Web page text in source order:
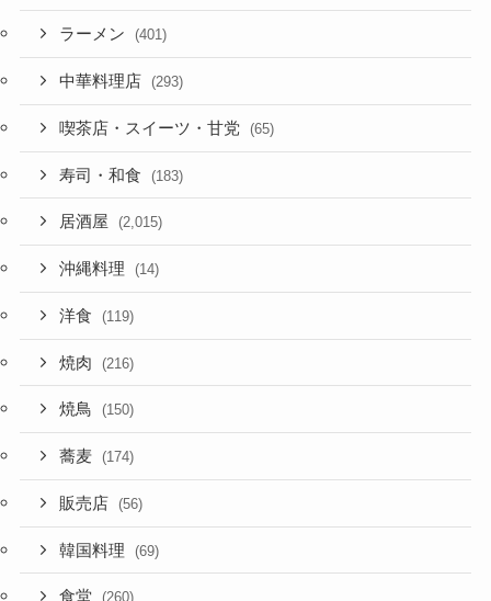
ラーメン (401)
中華料理店 (293)
喫茶店・スイーツ・甘党 (65)
寿司・和食 (183)
居酒屋 (2,015)
沖縄料理 (14)
洋食 (119)
焼肉 (216)
焼鳥 (150)
蕎麦 (174)
販売店 (56)
韓国料理 (69)
食堂 (260)